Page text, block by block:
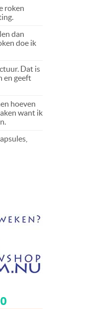
roken
dan
doe ik
Dat is
en geeft
hoeven
want ik